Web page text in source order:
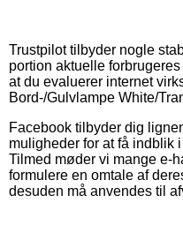
Trustpilot tilbyder nogle
portion aktuelle
at du evaluerer internet
Bord-/Gulvlampe White/
Facebook tilbyder dig
muligheder for at få indblik
Tilmed møder vi mange e-
formulere en omtale af
desuden må anvendes til